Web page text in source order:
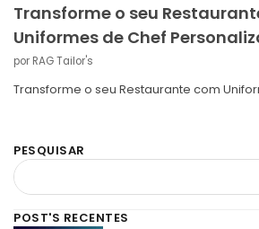
Transforme o seu
Uniformes de Chef
por RAG Tailor's
Transforme o seu Restaurante com
PESQUISAR
POST'S RECENTES